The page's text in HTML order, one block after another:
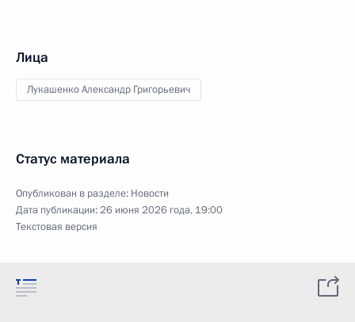
Лица
Лукашенко Александр Григорьевич
Статус материала
Опубликован в разделе: Новости
Дата публикации:26 июня 2026 года, 19:00
Текстовая версия